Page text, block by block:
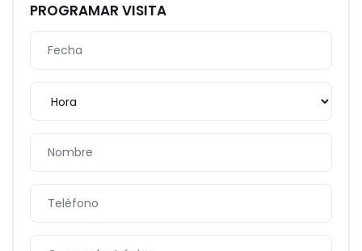
PROGRAMAR VISITA